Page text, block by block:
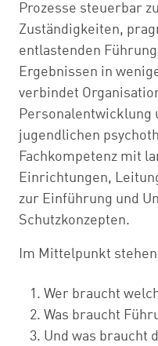
Prozesse steuerbar
Zuständigkeiten,
entlastenden
Ergebnissen in
verbindet
Personalentwicklung
jugendlichen
Fachkompetenz mit
Einrichtungen,
zur Einführung und
Schutzkonzepten.
Im Mittelpunkt
Wer braucht
Was braucht
Und was braucht